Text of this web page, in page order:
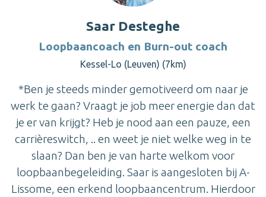
Saar Desteghe
Loopbaancoach en Burn-out coach
Kessel-Lo (Leuven) (7km)
*Ben je steeds minder gemotiveerd om naar je
werk te gaan? Vraagt je job meer energie dan dat
je er van krijgt? Heb je nood aan een pauze, een
carrièreswitch, .. en weet je niet welke weg in te
slaan? Dan ben je van harte welkom voor
loopbaanbegeleiding. Saar is aangesloten bij A-
Lissome, een erkend loopbaancentrum. Hierdoor